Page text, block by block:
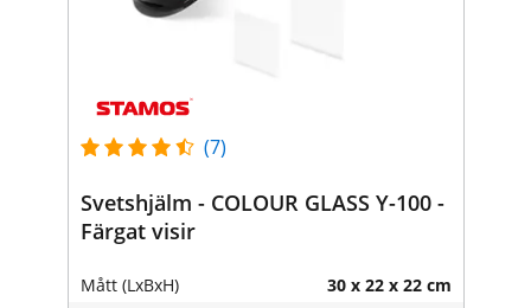
(7)
Svetshjälm - COLOUR GLASS Y-100 -
Färgat visir
Mått (LxBxH) 30 x 22 x 22 cm